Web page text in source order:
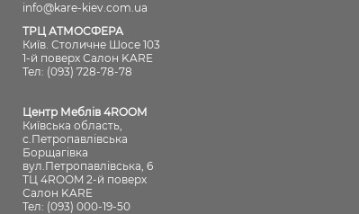
info@kare-kiev.com.ua
ТРЦ АТМОСФЕРА
Київ. Столичне Шосе 103
1-й поверх Салон KARE
Тел: (093) 728-78-78
Центр Меблів 4ROOM
Київська область,
с.Петропавлівська
Борщагівка
вул.Петропавлівська, 6
ТЦ 4ROOM 2-й поверх
Салон KARE
Тел: (093) 000-19-50